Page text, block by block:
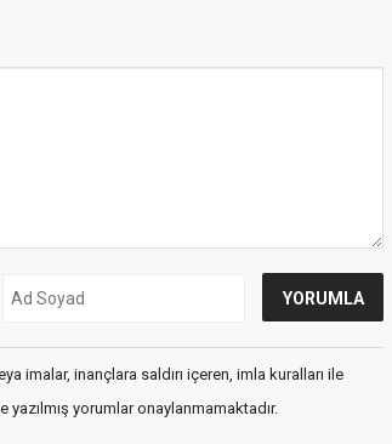
imalar, inançlara saldırı içeren, imla kuralları ile
yorumlar onaylanmamaktadır.